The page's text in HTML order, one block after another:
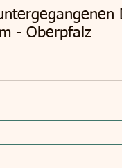
- Oberpfalz